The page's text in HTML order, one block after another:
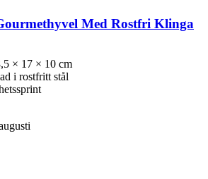
Med Rostfri Klinga
× 17 × 10 cm
i rostfritt stål